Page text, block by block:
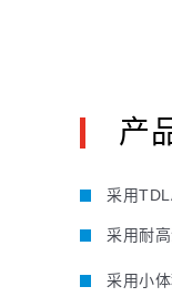
产
采用
采用耐
采用小